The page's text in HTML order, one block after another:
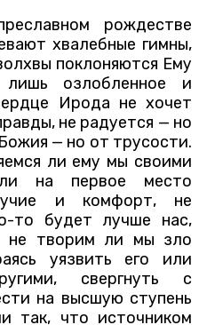
рождестве
хвалебные гимны,
поклоняются Ему
озлобленное и
Ирода не хочет
не радуется — но
— но от трусости.
ли ему мы своими
на первое место
и комфорт, не
то будет лучше нас,
не творим ли мы зло
уязвить его или
свергнуть с
на высшую ступень
так, что источником